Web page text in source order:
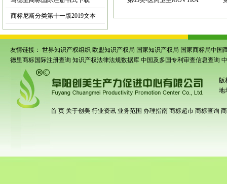
商标尼斯分类第十一版2019文本
友情链接： 世界知识产权组织 欧盟知识产权局 国家知识产权局 国家商标局中国
德里商标国际注册查询 知识产权法律法规数据库 中国及多国专利审查信息查询
版
地
首 页 关于创美 行业资讯 业务范围 办理指南 商标超市 商标查询